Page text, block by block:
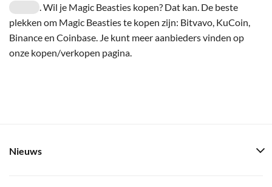
. Wil je Magic Beasties kopen? Dat kan. De beste
plekken om Magic Beasties te kopen zijn: Bitvavo, KuCoin,
Binance en Coinbase. Je kunt meer aanbieders vinden op
onze kopen/verkopen pagina.
Nieuws